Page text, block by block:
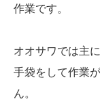
作業です。
オオサワでは主
手袋をして作業
ん。